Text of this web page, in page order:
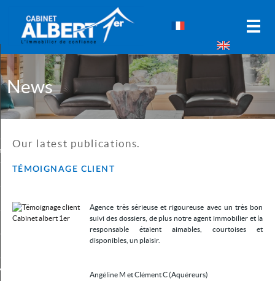
Home
Our agency
E-mail alert
property
Special investors
Submit your search
selection
News
Our latest publications.
TÉMOIGNAGE CLIENT
Agence très sérieuse et rigoureuse avec un très bon
suivi des dossiers, de plus notre agent immobilier et la
responsable étaient aimables, courtoises et
disponibles, un plaisir.
Angéline M et Clément C (Aquéreurs)